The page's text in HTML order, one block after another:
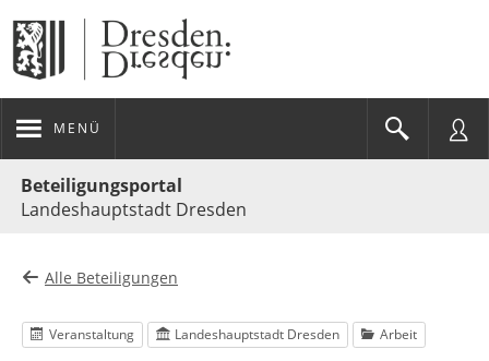
MENÜ
Beteiligungsportal
Landeshauptstadt Dresden
Alle Beteiligungen
Veranstaltung Landeshauptstadt Dresden Arbeit